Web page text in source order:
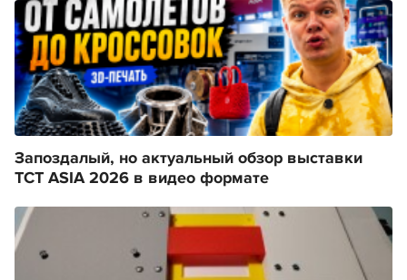
Запоздалый, но актуальный обзор выставки
TCT ASIA 2026 в видео формате